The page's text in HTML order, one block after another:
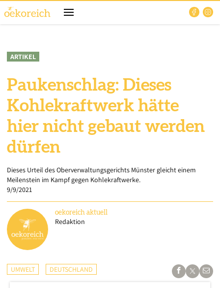
ARTIKEL
Paukenschlag: Dieses
Kohlekraftwerk hätte
hier nicht gebaut werden
dürfen
Dieses Urteil des Oberverwaltungsgerichts Münster gleicht einem
Meilenstein im Kampf gegen Kohlekraftwerke.
9/9/2021
oekoreich aktuell
Redaktion
UMWELT DEUTSCHLAND